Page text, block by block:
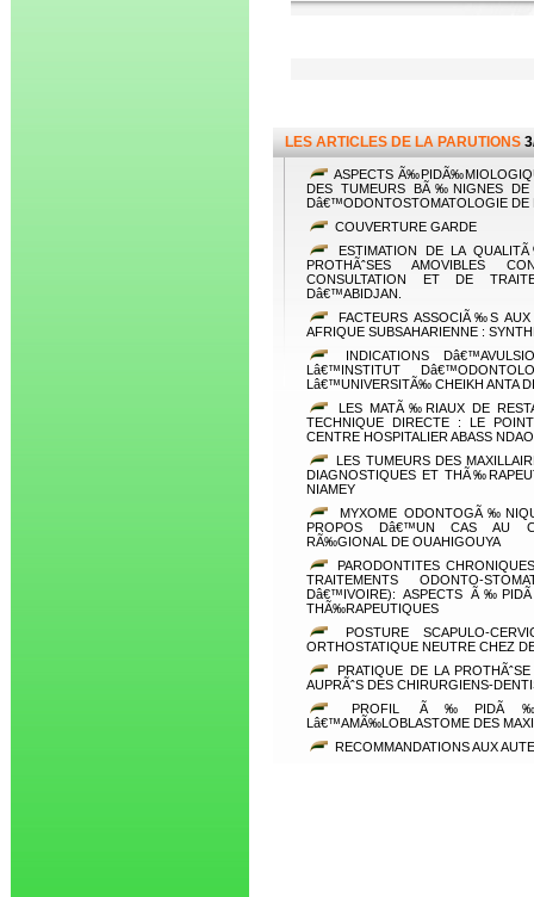
LES ARTICLES DE LA PARUTIONS
ASPECTS
DES TUMEURS BÃ‰NIGNES DE
Dâ€™ODONTOSTOMATOLOGIE DE
COUVERTURE GARDE
ESTIMATION DE LA
PROTHÃˆSES AMOVIBLES
CONSULTATION ET DE
Dâ€™ABIDJAN.
FACTEURS ASSOCIÃ‰S
AFRIQUE SUBSAHARIENNE :
INDICATIONS
Lâ€™INSTITUT
Lâ€™UNIVERSITÃ‰ CHEIKH ANTA
LES MATÃ‰RIAUX DE
TECHNIQUE DIRECTE : LE
CENTRE HOSPITALIER ABASS
LES TUMEURS DES
DIAGNOSTIQUES ET
NIAMEY
MYXOME
PROPOS Dâ€™UN CAS AU
RÃ‰GIONAL DE OUAHIGOUYA
PARODONTITES
TRAITEMENTS ODONTO-
Dâ€™IVOIRE): ASPECTS
THÃ‰RAPEUTIQUES
POSTURE SCAPULO-
ORTHOSTATIQUE NEUTRE CHEZ
PRATIQUE DE LA
AUPRÃˆS DES CHIRURGIENS-
PROFIL
Lâ€™AMÃ‰LOBLASTOME DES
RECOMMANDATIONS AUX